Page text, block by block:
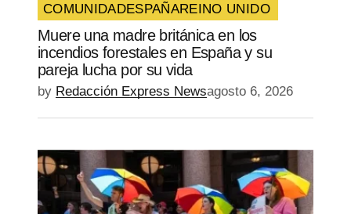
COMUNIDADESPAÑAREINO UNIDO
Muere una madre británica en los
incendios forestales en España y su
pareja lucha por su vida
by Redacción Express Newsagosto 6, 2026